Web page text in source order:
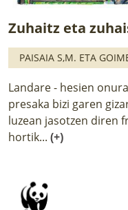
Zuhaitz eta
PAISAIA S,M. ETA
Landare - hesien
presaka bizi garen
luzean jasotzen diren
hortik... (+)